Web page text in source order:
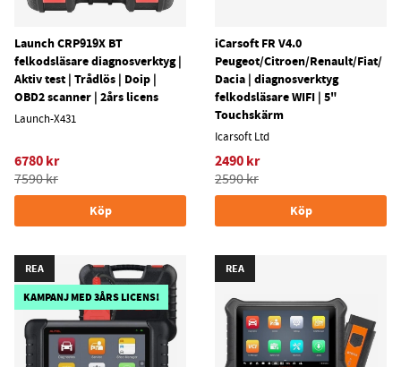
Launch CRP919X BT
felkodsläsare diagnosverktyg |
Aktiv test | Trådlös | Doip |
OBD2 scanner | 2års licens
Launch-X431
6780 kr
7590 kr
Köp
iCarsoft FR V4.0
Peugeot/Citroen/Renault/Fiat/
Dacia | diagnosverktyg
felkodsläsare WIFI | 5"
Touchskärm
Icarsoft Ltd
2490 kr
2590 kr
Köp
REA
KAMPANJ MED 3ÅRS LICENS!
REA